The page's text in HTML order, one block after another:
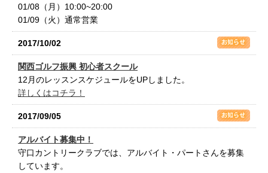
01/08（月）10:00~20:00
01/09（火）通常営業
2017/10/02
関西ゴルフ振興 初心者スクール
12月のレッスンスケジュールをUPしました。
詳しくはコチラ！
2017/09/05
アルバイト募集中！
守口カントリークラブでは、アルバイト・パートさんを募集
しています。